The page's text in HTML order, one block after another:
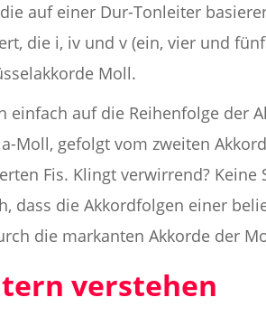
auf einer Dur-Tonleiter
die i, iv und v (ein, vier und
Moll.
einfach auf die Reihenfolge der
Moll, gefolgt vom zweiten
Fis. Klingt verwirrend? Keine
dass die Akkordfolgen einer
die markanten Akkorde der
verstehen